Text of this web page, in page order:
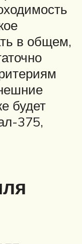
в общем,
будет
375,